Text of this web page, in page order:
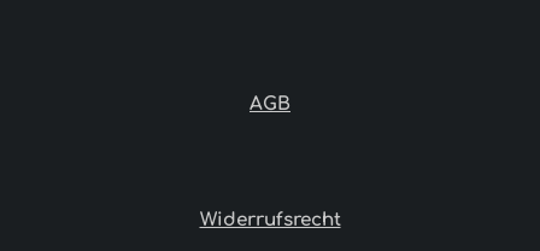
AGB
Widerrufsrecht